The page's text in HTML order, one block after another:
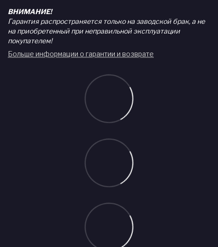
ВНИМАНИЕ!
Гарантия распространяется только на заводской брак, а не
на приобретенный при неправильной эксплуатации
покупателем!
Больше информации о гарантии и возврате